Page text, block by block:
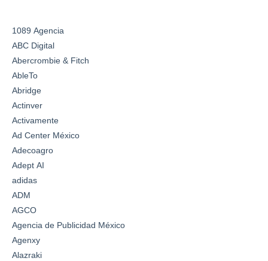
1089 Agencia
ABC Digital
Abercrombie & Fitch
AbleTo
Abridge
Actinver
Activamente
Ad Center México
Adecoagro
Adept AI
adidas
ADM
AGCO
Agencia de Publicidad México
Agenxy
Alazraki